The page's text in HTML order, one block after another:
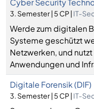
Cyber Security
3. Semester | 5 CP | IT-
Werde zum digitalen
Systeme geschützt
Netzwerken, und
Anwendungen und
Digitale Forensik (DIF)
3. Semester | 5 CP | IT-